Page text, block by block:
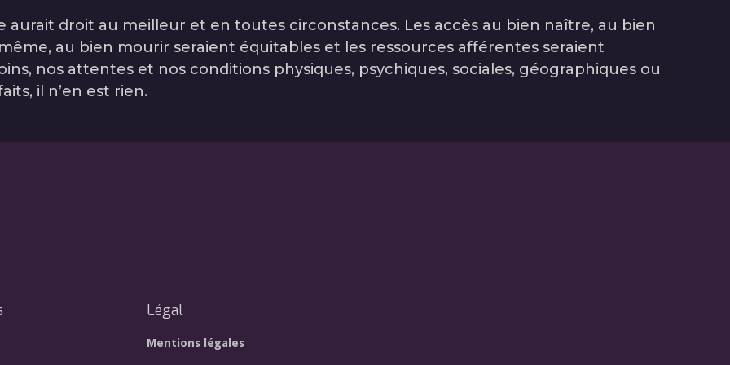
menacé par des
ou des normes jugées
Répondre à cette
ne peut se
des « fake
de reconstruire
droit au meilleur et en toutes circonstances. Les accès au bien naître, au bien
au bien mourir seraient équitables et les ressources afférentes seraient
nos attentes et nos conditions physiques, psychiques, sociales, géographiques ou
il n’en est rien.
Légal
Mentions légales